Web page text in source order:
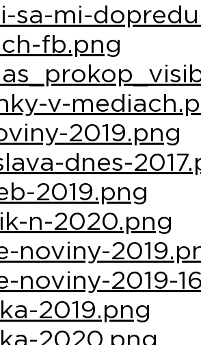
sa-mi-
fb.png
v-
2019.png
dnes-
2019.png
n-2020.png
noviny-
noviny-2019-
2019.png